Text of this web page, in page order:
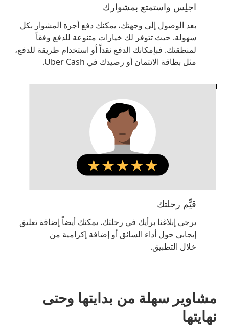
اجلِس واستمتع بمشوارك
بعد الوصول إلى وجهتك، يمكنك دفع أجرة المشوار بكل
سهولة. حيث تتوفر لك خيارات متنوعة للدفع وفقاً
لمنطقتك. فبإمكانك الدفع نقداً أو استخدام طريقة للدفع،
مثل بطاقة الائتمان أو رصيدك في Uber Cash.
قيِّم رحلتك
يرجى إبلاغنا برأيك في رحلتك. يمكنك أيضاً إضافة تعليق
إيجابي حول أداء السائق أو إضافة إكرامية من
خلال التطبيق.
مشاوير سهلة من بدايتها وحتى
نهايتها